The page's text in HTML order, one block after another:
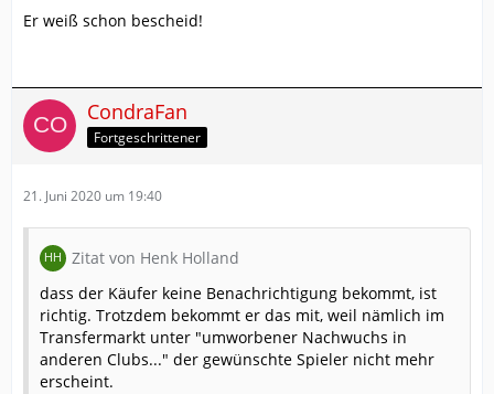
Er weiß schon bescheid!
CondraFan
Fortgeschrittener
21. Juni 2020 um 19:40
Zitat von Henk Holland
dass der Käufer keine Benachrichtigung bekommt, ist
richtig. Trotzdem bekommt er das mit, weil nämlich im
Transfermarkt unter "umworbener Nachwuchs in
anderen Clubs..." der gewünschte Spieler nicht mehr
erscheint.